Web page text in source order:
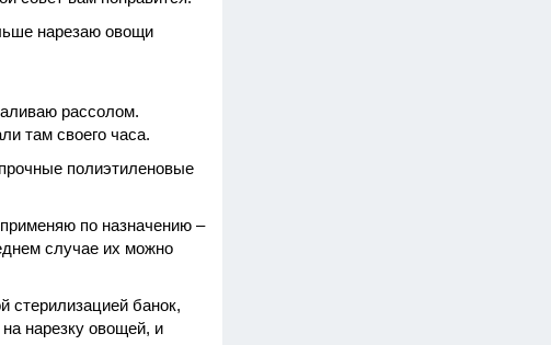
нарезаю овощи
рассолом.
там своего часа.
полиэтиленовые
по назначению –
случае их можно
стерилизацией банок,
на нарезку овощей, и